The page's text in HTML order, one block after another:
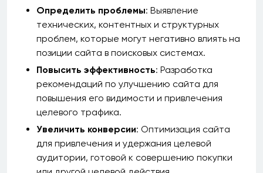
Определить проблемы: Выявление
технических, контентных и структурных
проблем, которые могут негативно влиять на
позиции сайта в поисковых системах.
Повысить эффективность: Разработка
рекомендаций по улучшению сайта для
повышения его видимости и привлечения
целевого трафика.
Увеличить конверсии: Оптимизация сайта
для привлечения и удержания целевой
аудитории, готовой к совершению покупки